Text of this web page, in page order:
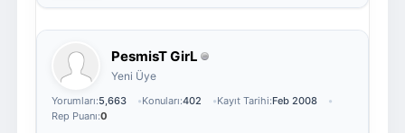
PesmisT GirL
Yeni Üye
Yorumları:5,663 Konuları:402 Kayıt Tarihi:Feb 2008
Rep Puanı:0